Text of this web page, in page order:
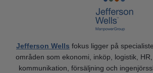
Jefferson Wells fokus ligger på
områden som ekonomi, inköp, logistik,
kommunikation, försäljning och